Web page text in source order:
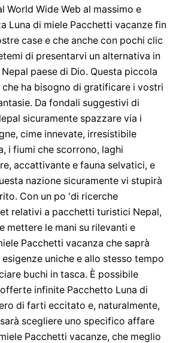
World Wide Web al massimo e
Luna di miele Pacchetti vacanze fin
case e che anche con pochi clic
di presentarvi un alternativa in
paese di Dio. Questa piccola
ha bisogno di gratificare i vostri
Da fondali suggestivi di
sicuramente spazzare via i
cime innevate, irresistibile
i fiumi che scorrono, laghi
accattivante e fauna selvatici, e
nazione sicuramente vi stupirà
Con un po 'di ricerche
relativi a pacchetti turistici Nepal,
mettere le mani su rilevanti e
Pacchetti vacanza che saprà
uniche e allo stesso tempo
buchi in tasca. È possibile
infinite Pacchetto Luna di
di farti eccitato e, naturalmente,
scegliere uno specifico affare
Pacchetti vacanze, che meglio